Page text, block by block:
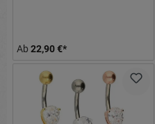
Ab 22,90 €*